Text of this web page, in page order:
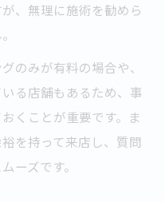
、無理に施術を勧めら
のみが有料の場合や、
る店舗もあるため、事
くことが重要です。ま
を持って来店し、質問
ーズです。